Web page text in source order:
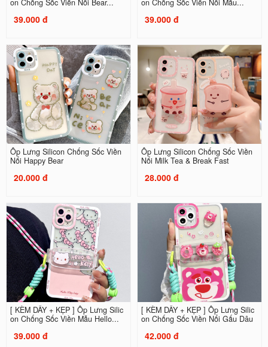
39.000 đ 39.000 đ
Ốp Lưng Silicon Chống Sốc Viền
Nổi Happy Bear
20.000 đ
Ốp Lưng Silicon Chống Sốc Viền
Nổi Milk Tea & Break Fast
28.000 đ
[ KÈM DÂY + KẸP ] Ốp Lưng Silic
on Chống Sốc Viền Mẫu Hello...
39.000 đ
[ KÈM DÂY + KẸP ] Ốp Lưng Silic
on Chống Sốc Viền Nổi Gấu Dâu
42.000 đ